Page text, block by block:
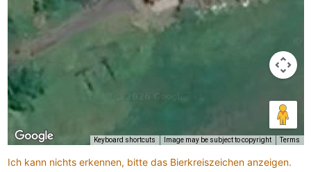
Keyboard shortcuts Image may be subject to copyright Terms
Ich kann nichts erkennen, bitte das Bierkreiszeichen anzeigen.